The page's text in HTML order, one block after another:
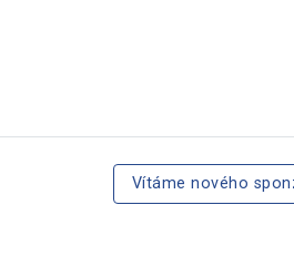
Vítáme nového